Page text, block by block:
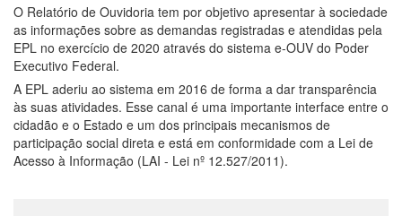
O Relatório de Ouvidoria tem por objetivo apresentar à sociedade
as informações sobre as demandas registradas e atendidas pela
EPL no exercício de 2020 através do sistema e-OUV do Poder
Executivo Federal.
A EPL aderiu ao sistema em 2016 de forma a dar transparência
às suas atividades. Esse canal é uma importante interface entre o
cidadão e o Estado e um dos principais mecanismos de
participação social direta e está em conformidade com a Lei de
Acesso à Informação (LAI - Lei nº 12.527/2011).